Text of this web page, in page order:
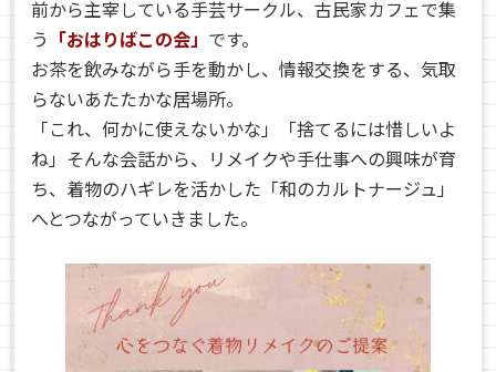
前から主宰している手芸サークル、古民家カフェで集
う 「おはりばこの会」 です。
お茶を飲みながら手を動かし、情報交換をする、気取
らないあたたかな居場所。
「これ、何かに使えないかな」「捨てるには惜しいよ
ね」そんな会話から、リメイクや手仕事への興味が育
ち、着物のハギレを活かした「和のカルトナージュ」
へとつながっていきました。